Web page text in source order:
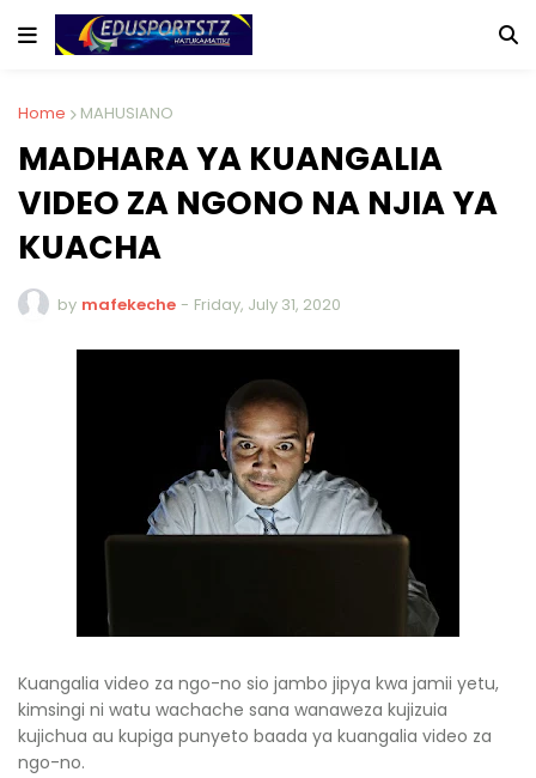
Home MAHUSIANO
MADHARA YA KUANGALIA
VIDEO ZA NGONO NA NJIA YA
KUACHA
by mafekeche - Friday, July 31, 2020
Kuangalia video za ngo-no sio jambo jipya kwa jamii yetu,
kimsingi ni watu wachache sana wanaweza kujizuia
kujichua au kupiga punyeto baada ya kuangalia video za
ngo-no.